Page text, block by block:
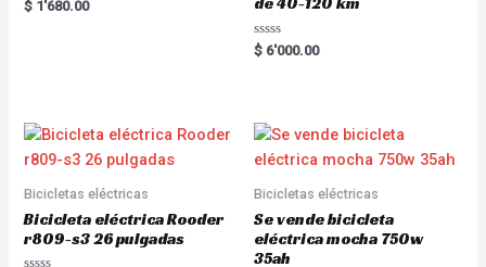
Rated
5.00
$ 1'680.00
R
a
o
u
o
5
$ 6'000.00
Bicicletas eléctricas
Bicicleta eléctrica Rooder
r809-s3 26 pulgadas
Bicicletas eléctricas
Se vende bicicleta
eléctrica mocha 750w
35ah